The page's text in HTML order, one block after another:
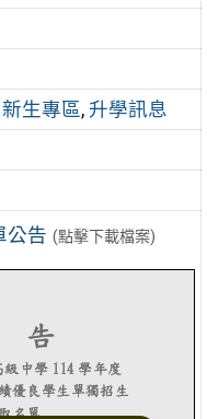
新生專區, 升學訊息
公告 (點擊下載檔案)